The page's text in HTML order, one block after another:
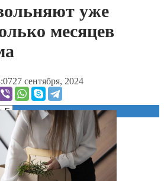
уже
месяцев
27 сентября, 2024